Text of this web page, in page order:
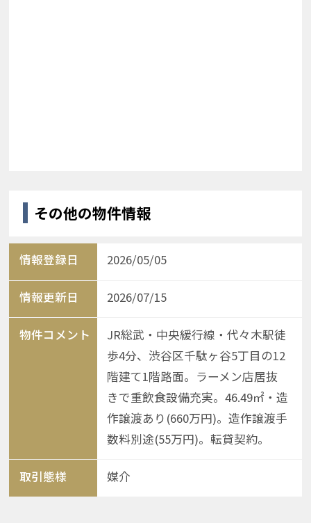
その他の物件情報
情報登録日 2026/05/05
情報更新日 2026/07/15
物件コメント
JR総武・中央緩行線・代々木駅徒
歩4分、渋谷区千駄ヶ谷5丁目の12
階建て1階路面。ラーメン店居抜
きで重飲食設備充実。46.49㎡・造
作譲渡あり(660万円)。造作譲渡手
数料別途(55万円)。転貸契約。
取引態様 媒介